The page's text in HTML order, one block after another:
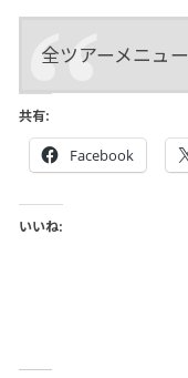
全ツアーメニュー
共有:
Facebook
いいね: